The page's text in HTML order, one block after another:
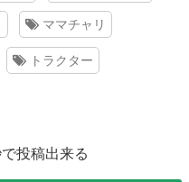
ママチャリ
トラクター
投稿出来る